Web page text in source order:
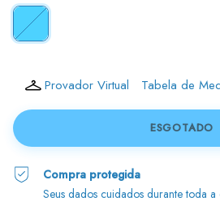
Provador Virtual Tabela de
Compra protegida
Seus dados cuidados durante toda a